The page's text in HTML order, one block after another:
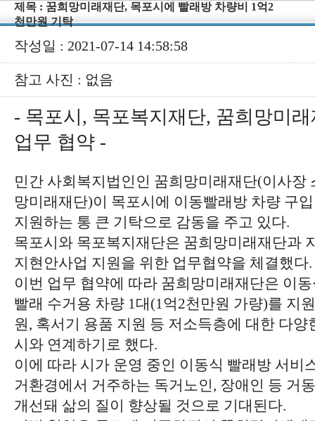
제목 : 꿈희망미래재단, 목포시에 빨래방 차량비 1억2
천만원 기탁
작성일 : 2021-07-14 14:58:58
참고 사진 : 없음
- 목포시, 목포복지재단, 꿈희망미
업무 협약 -
민간 사회복지법인인 꿈희망미래재단(이사장
망미래재단)이 목포시에 이동빨래방 차량 구
지원하는 통 큰 기탁으로 감동을 주고 있다.
목포시와 목포복지재단은 꿈희망미래재단과
지현안사업 지원을 위한 업무협약을 체결했다.
이번 업무 협약에 따라 꿈희망미래재단은 이
빨래 수거용 차량 1대(1억2천만원 가량)를 지
원, 혹서기 용품 지원 등 저소득층에 대한 다
시와 연계하기로 했다.
이에 따라 시가 운영 중인 이동식 빨래방 서비
거환경에서 거주하는 독거노인, 장애인 등 거
개선돼 삶의 질이 향상될 것으로 기대된다.